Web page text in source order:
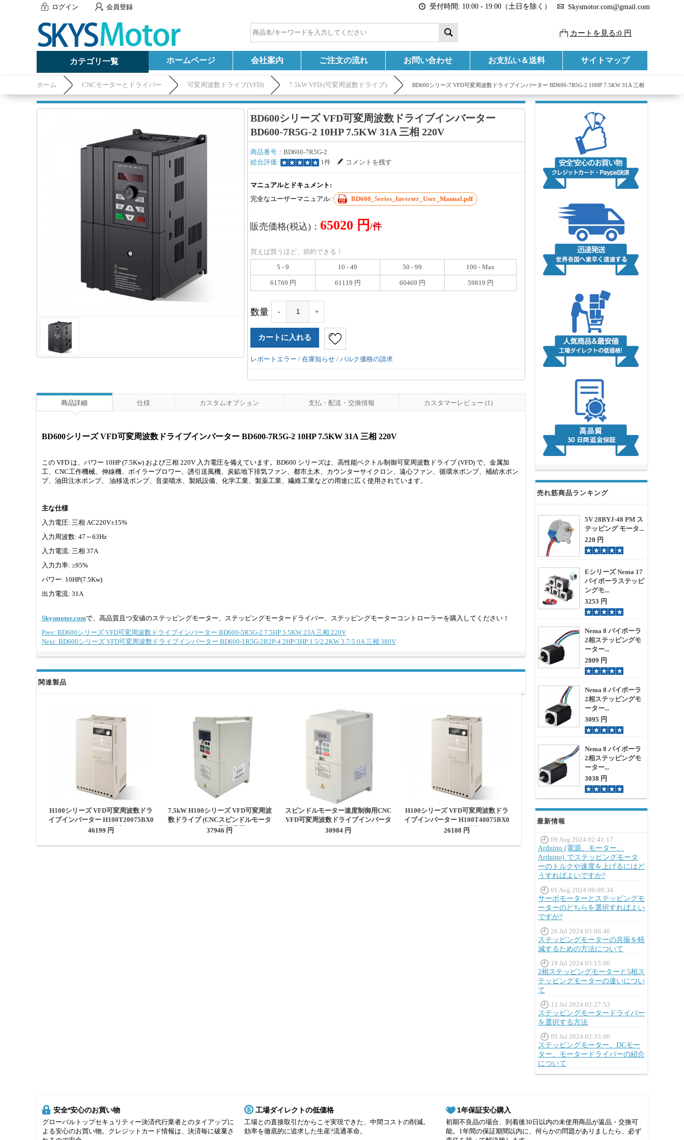
ログイン 会員登録 受付時間: 10:00 - 19:00（土日を除く） Skysmotor.com@gmail.com
カートを見る:0 円
カテゴリ一覧 ホームページ 会社案内 ご注文の流れ お問い合わせ お支払い＆送料 サイトマップ
ホーム CNCモーターとドライバー 可変周波数ドライブ(VFD) 7.5kW VFD (可変周波数ドライブ) BD600シリーズ VFD可変周波数ドライブインバーター BD600-7R5G-2 10HP 7.5KW 31A 三相
220V
売れ筋商品ランキング
5V 28BYJ-48 PM ス
テッピング モータ...
220 円
Eシリーズ Nema 17
バイポーラステッピ
ングモ...
3253 円
Nema 8 バイポーラ
2相ステッピングモ
ーター...
2809 円
Nema 8 バイポーラ
2相ステッピングモ
ーター...
3095 円
Nema 8 バイポーラ
2相ステッピングモ
ーター...
3038 円
最新情報
09 Aug 2024 02:41:17
Arduino (電源、モーター、
Arduino) でステッピングモータ
ーのトルクや速度を上げるにはど
うすればよいですか?
01 Aug 2024 06:09:34
サーボモーターとステッピングモ
ーターのどちらを選択すればよい
ですか?
26 Jul 2024 03:06:46
ステッピングモーターの共振を軽
減するための方法について
19 Jul 2024 03:15:00
2相ステッピングモーターと5相ス
テッピングモーターの違いについ
て
12 Jul 2024 02:27:53
ステッピングモータードライバー
を選択する方法
05 Jul 2024 02:33:00
ステッピングモーター、DCモー
ター、モータードライバーの紹介
について
BD600シリーズ VFD可変周波数ドライブインバーター
BD600-7R5G-2 10HP 7.5KW 31A 三相 220V
商品番号： BD600-7R5G-2
総合評価:
1件 コメントを残す
マニュアルとドキュメント:
完全なユーザーマニュアル:
BD600_Series_Inverter_User_Manual.pdf
販売価格(税込)： 65020 円 /件
買えば買うほど、節約できる！
5 - 9
10 - 49 50 - 99 100 - Max
61769 円 61119 円 60469 円 59819 円
数量 - +
レポートエラー / 在庫知らせ / バルク価格の請求
商品詳細 仕様 カスタムオプション 支払・配送・交換情報 カスタマーレビュー (1)
BD600シリーズ VFD可変周波数ドライブインバーター BD600-7R5G-2 10HP 7.5KW 31A 三相 220V
この VFD は、パワー 10HP (7.5Kw) および三相 220V 入力電圧を備えています。BD600 シリーズは、高性能ベクトル制御可変周波数ドライブ (VFD) で、金属加
工、CNC工作機械、伸線機、ボイラーブロワー、誘引送風機、炭鉱地下排気ファン、都市土木、カウンターサイクロン、遠心ファン、循環水ポンプ、補給水ポン
プ、油田注水ポンプ、 油移送ポンプ、音楽噴水、製紙設備、化学工業、製薬工業、繊維工業などの用途に広く使用されています。
主な仕様
入力電圧: 三相 AC220V±15%
入力周波数: 47～63Hz
入力電流: 三相 37A
入力力率: ≥95%
パワー: 10HP(7.5Kw)
出力電流: 31A
Skysmotor.comで、高品質且つ安値のステッピングモーター、ステッピングモータードライバー、ステッピングモーターコントローラーを購入してください！
Prev: BD600シリーズ VFD可変周波数ドライブインバーター BD600-5R5G-2 7.5HP 5.5KW 23A 三相 220V
Next: BD600シリーズ VFD可変周波数ドライブインバーター BD600-1R5G-2R2P-4 2HP/3HP 1.5/2.2KW 3.7/5.0A 三相 380V
関連製品
H100シリーズ VFD可変周波数ドラ
イブインバーター H100T20075BX0
10HP 7.5KW 31A 三相 220V
46199 円
7.5kW H100シリーズ VFD可変周波
数ドライブ (CNCスピンドルモータ
ーおよび彫刻機用)
37946 円
スピンドルモーター速度制御用CNC
VFD可変周波数ドライブインバータ
ー 7.5KW 10HP 17.5A 380V
30984 円
H100シリーズ VFD可変周波数ドラ
イブインバーター H100T40075BX0
10HP 7.5KW 19A 三相 380V
26108 円
安全*安心のお買い物
グローバルトップセキュリティー決済代行業者とのタイアップに
よる安心のお買い物。クレジットカード情報は、決済毎に破棄さ
工場ダイレクトの低価格
工場との直接取引だからこそ実現できた、中間コストの削減。
効率を徹底的に追求した生産?流通革命。
1年保証安心購入
初期不良品の場合、到着後30日以内の未使用商品が返品・交換可
能。1年間の保証期間以内に、何らかの問題がありましたら、必ず